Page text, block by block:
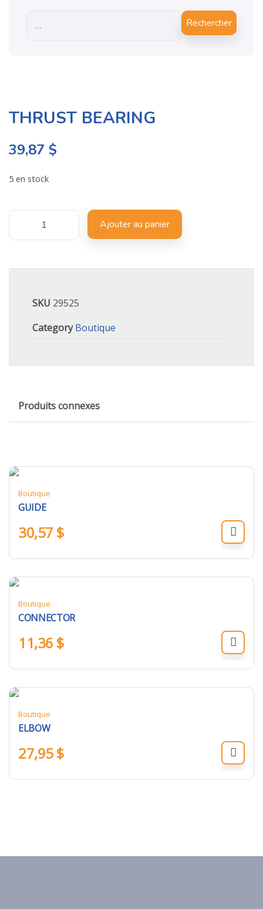
THRUST BEARING
39,87 $
5 en stock
Ajouter au panier
SKU 29525
Category Boutique
Produits connexes
Boutique
GUIDE
30,57 $
Boutique
CONNECTOR
11,36 $
Boutique
ELBOW
27,95$
Rechercher